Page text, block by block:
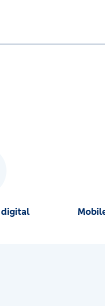
digital